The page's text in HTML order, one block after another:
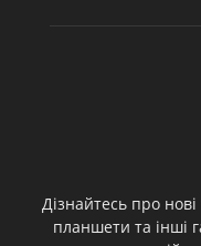
Дізнайтесь про
планшети та інші